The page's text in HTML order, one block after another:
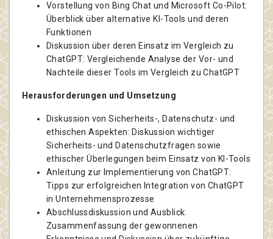
Vorstellung von Bing Chat und Microsoft Co-Pilot:
Überblick über alternative KI-Tools und deren
Funktionen
Diskussion über deren Einsatz im Vergleich zu
ChatGPT: Vergleichende Analyse der Vor- und
Nachteile dieser Tools im Vergleich zu ChatGPT
Herausforderungen und Umsetzung
Diskussion von Sicherheits-, Datenschutz- und
ethischen Aspekten: Diskussion wichtiger
Sicherheits- und Datenschutzfragen sowie
ethischer Überlegungen beim Einsatz von KI-Tools
Anleitung zur Implementierung von ChatGPT:
Tipps zur erfolgreichen Integration von ChatGPT
in Unternehmensprozesse
Abschlussdiskussion und Ausblick:
Zusammenfassung der gewonnenen